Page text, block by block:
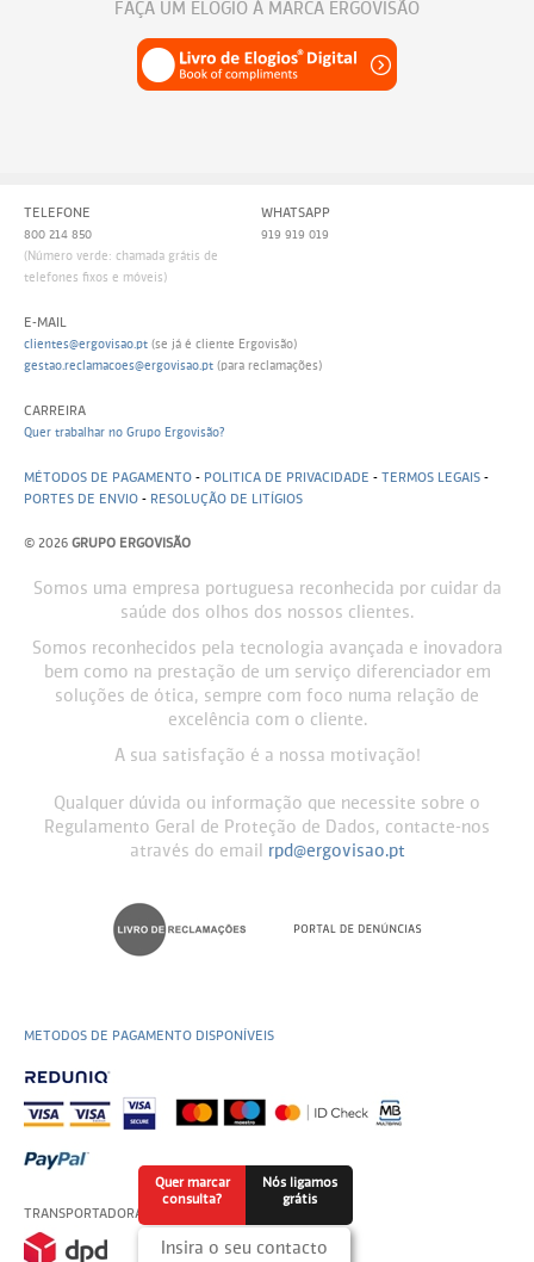
FAÇA UM ELOGIO À MARCA ERGOVISÃO
TELEFONE
800 214 850
(Número verde: chamada grátis de
telefones fixos e móveis)
WHATSAPP
919 919 019
E-MAIL
clientes@ergovisao.pt (se já é cliente Ergovisão)
gestao.reclamacoes@ergovisao.pt (para reclamações)
CARREIRA
Quer trabalhar no Grupo Ergovisão?
MÉTODOS DE PAGAMENTO - POLITICA DE PRIVACIDADE - TERMOS LEGAIS -
PORTES DE ENVIO - RESOLUÇÃO DE LITÍGIOS
© 2026 GRUPO ERGOVISÃO
Somos uma empresa portuguesa reconhecida por cuidar da
saúde dos olhos dos nossos clientes.
Somos reconhecidos pela tecnologia avançada e inovadora
bem como na prestação de um serviço diferenciador em
soluções de ótica, sempre com foco numa relação de
excelência com o cliente.
A sua satisfação é a nossa motivação!
Qualquer dúvida ou informação que necessite sobre o
Regulamento Geral de Proteção de Dados, contacte-nos
através do email
rpd@ergovisao.pt
METODOS DE PAGAMENTO DISPONÍVEIS
TRANSPORTADORAS USADAS
Quer marcar
consulta?
Nós ligamos
grátis
Insira o seu contacto